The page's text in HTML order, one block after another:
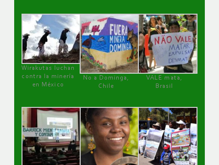
Wirakutas luchan
contra la minería
en México
No a Dominga,
Chile
VALE mata,
Brasil